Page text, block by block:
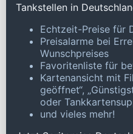
Tankstellen in
Echtzeit-Preise für
Preisalarme bei
Wunschpreises
Favoritenliste für
Kartenansicht mit
geöffnet“,
oder
und vieles mehr!